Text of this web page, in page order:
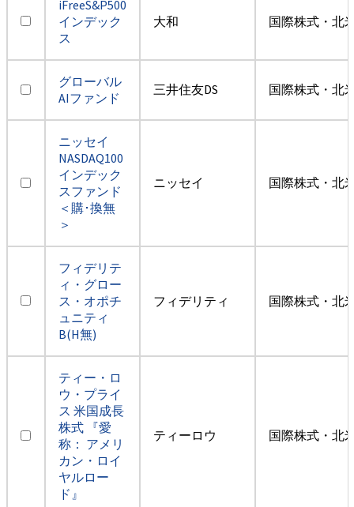
iFreeS&P500
インデック
ス
大和 国際株式・北
グローバル
AIファンド
三井住友DS 国際株式・北
ニッセイ
NASDAQ100
インデック
スファンド
＜購･換無
＞
ニッセイ 国際株式・北
フィデリテ
ィ・グロー
ス・オポチ
ュニティ
B(H無)
フィデリティ 国際株式・北
ティー・ロ
ウ・プライ
ス 米国成長
株式 『愛
称： アメリ
カン・ロイ
ヤルロー
ド』
ティーロウ 国際株式・北